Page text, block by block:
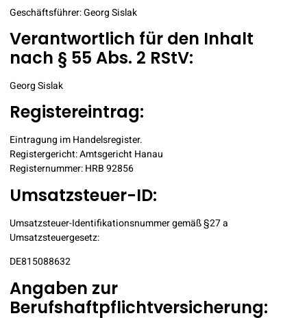
Geschäftsführer: Georg Sislak
Verantwortlich für den Inhalt
nach § 55 Abs. 2 RStV:
Georg Sislak
Registereintrag:
Eintragung im Handelsregister.
Registergericht: Amtsgericht Hanau
Registernummer: HRB 92856
Umsatzsteuer-ID:
Umsatzsteuer-Identifikationsnummer gemäß §27 a
Umsatzsteuergesetz:
DE815088632
Angaben zur
Berufshaftpflichtversicherung: